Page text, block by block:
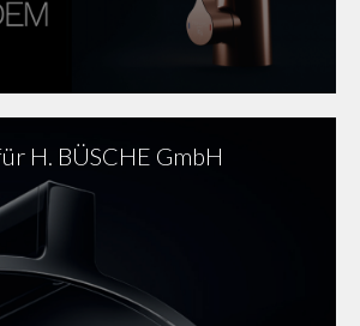
H. BÜSCHE GmbH